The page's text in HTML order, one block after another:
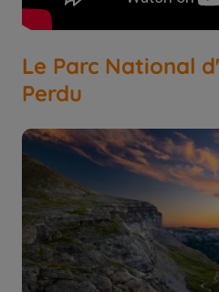
Le Parc National
Perdu